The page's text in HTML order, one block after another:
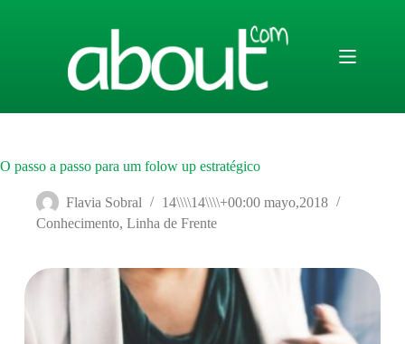
O passo a passo para um folow up estratégico
Flavia Sobral
14\\\\14\\\\+00:00 mayo,2018
Conhecimento, Linha de Frente